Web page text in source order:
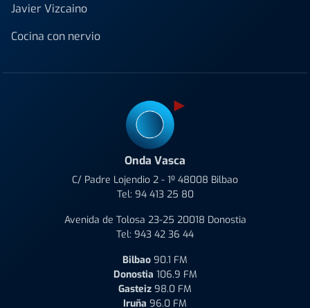
Javier Vizcaino
Cocina con nervio
Onda Vasca
C/ Padre Lojendio 2 - 1º 48008 Bilbao
Tel: 94 413 25 80
Avenida de Tolosa 23-25 20018 Donostia
Tel: 943 42 36 44
Bilbao 90.1 FM
Donostia 106.9 FM
Gasteiz 98.0 FM
Iruña 96.0 FM